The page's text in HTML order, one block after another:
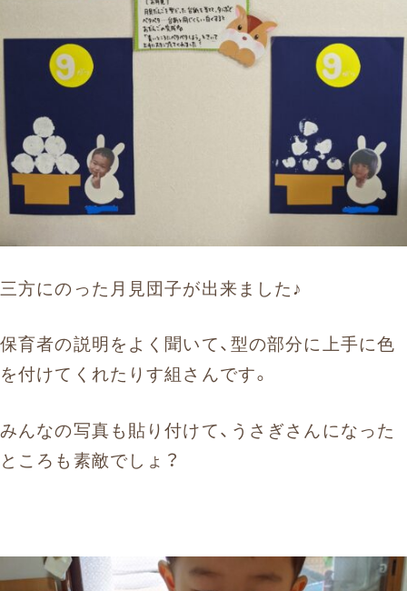
三方にのった月見団子が出来ました♪
保育者の説明をよく聞いて、型の部分に上手に色
を付けてくれたりす組さんです。
みんなの写真も貼り付けて、うさぎさんになった
ところも素敵でしょ？